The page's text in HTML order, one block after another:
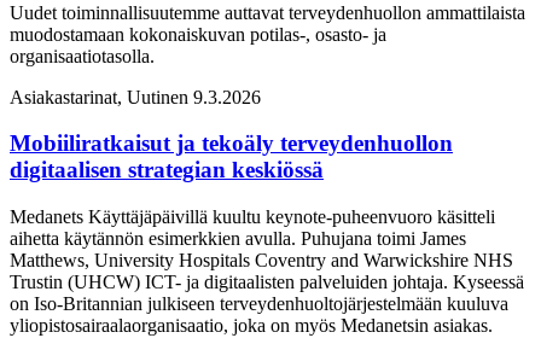
Uudet toiminnallisuutemme auttavat terveydenhuollon ammattilaista
muodostamaan kokonaiskuvan potilas-, osasto- ja
organisaatiotasolla.
Asiakastarinat, Uutinen 9.3.2026
Mobiiliratkaisut ja tekoäly terveydenhuollon
digitaalisen strategian keskiössä
Medanets Käyttäjäpäivillä kuultu keynote-puheenvuoro käsitteli
aihetta käytännön esimerkkien avulla. Puhujana toimi James
Matthews, University Hospitals Coventry and Warwickshire NHS
Trustin (UHCW) ICT- ja digitaalisten palveluiden johtaja. Kyseessä
on Iso-Britannian julkiseen terveydenhuoltojärjestelmään kuuluva
yliopistosairaalaorganisaatio, joka on myös Medanetsin asiakas.